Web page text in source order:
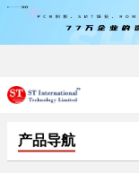
产品导航